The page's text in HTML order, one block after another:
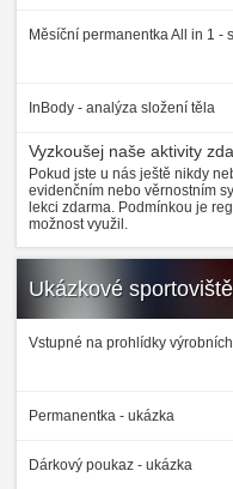
Měsíční permanentka All in 1 -
InBody - analýza složení těla
Vyzkoušej naše aktivity
Pokud jste u nás ještě nikdy
evidenčním nebo věrnostním
lekci zdarma. Podmínkou je
možnost využil.
Ukázkové
Vstupné na prohlídky
Permanentka - ukázka
Dárkový poukaz - ukázka